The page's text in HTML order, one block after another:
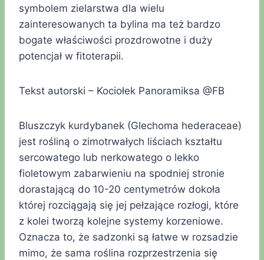
symbolem zielarstwa dla wielu
zainteresowanych ta bylina ma też bardzo
bogate właściwości prozdrowotne i duży
potencjał w fitoterapii.
Tekst autorski – Kociołek Panoramiksa @FB
Bluszczyk kurdybanek (Glechoma hederaceae)
jest rośliną o zimotrwałych liściach kształtu
sercowatego lub nerkowatego o lekko
fioletowym zabarwieniu na spodniej stronie
dorastającą do 10-20 centymetrów dokoła
której rozciągają się jej pełzające rozłogi, które
z kolei tworzą kolejne systemy korzeniowe.
Oznacza to, że sadzonki są łatwe w rozsadzie
mimo, że sama roślina rozprzestrzenia się